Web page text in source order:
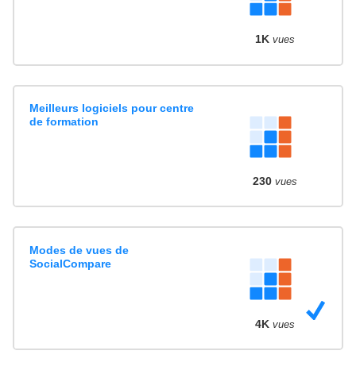
1K vues
Meilleurs logiciels pour centre
de formation
230 vues
Modes de vues de
SocialCompare
4K vues